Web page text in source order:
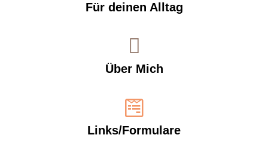
Für deinen Alltag
Über Mich
Links/Formulare